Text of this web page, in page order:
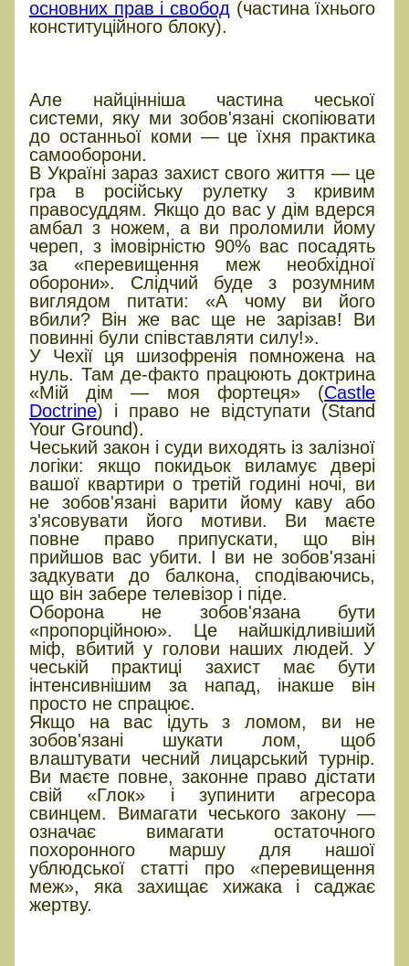
основних прав і свобод (частина їхнього
конституційного блоку).
Але найцінніша частина чеської
системи, яку ми зобов'язані скопіювати
до останньої коми — це їхня практика
самооборони.
В Україні зараз захист свого життя — це
гра в російську рулетку з кривим
правосуддям. Якщо до вас у дім вдерся
амбал з ножем, а ви проломили йому
череп, з імовірністю 90% вас посадять
за «перевищення меж необхідної
оборони». Слідчий буде з розумним
виглядом питати: «А чому ви його
вбили? Він же вас ще не зарізав! Ви
повинні були співставляти силу!».
У Чехії ця шизофренія помножена на
нуль. Там де-факто працюють доктрина
«Мій дім — моя фортеця» (Castle
Doctrine) і право не відступати (Stand
Your Ground).
Чеський закон і суди виходять із залізної
логіки: якщо покидьок виламує двері
вашої квартири о третій годині ночі, ви
не зобов'язані варити йому каву або
з'ясовувати його мотиви. Ви маєте
повне право припускати, що він
прийшов вас убити. І ви не зобов'язані
задкувати до балкона, сподіваючись,
що він забере телевізор і піде.
Оборона не зобов'язана бути
«пропорційною». Це найшкідливіший
міф, вбитий у голови наших людей. У
чеській практиці захист має бути
інтенсивнішим за напад, інакше він
просто не спрацює.
Якщо на вас ідуть з ломом, ви не
зобов'язані шукати лом, щоб
влаштувати чесний лицарський турнір.
Ви маєте повне, законне право дістати
свій «Глок» і зупинити агресора
свинцем. Вимагати чеського закону —
означає вимагати остаточного
похоронного маршу для нашої
ублюдської статті про «перевищення
меж», яка захищає хижака і саджає
жертву.